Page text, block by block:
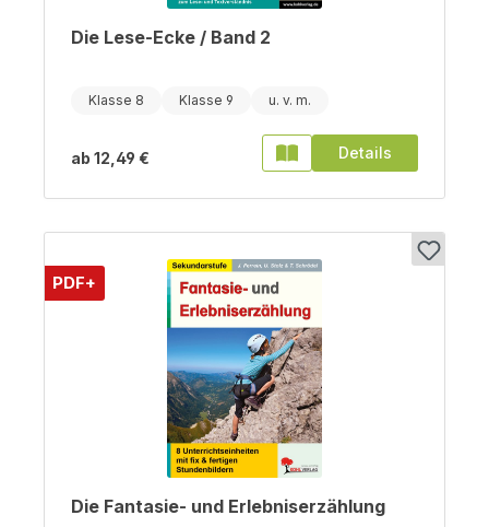
Die Lese-Ecke / Band 2
Klasse 8 Klasse 9
ab 12,49 € Details
PDF+
Die Fantasie- und Erlebniserzählung